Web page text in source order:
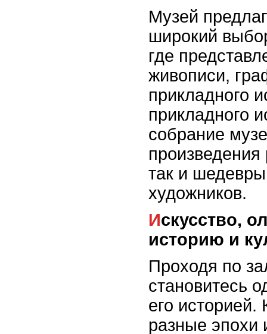
Музей
широкий
где
живописи,
прикладного
прикладного
собрание
произведения
так и
художников.
Искусство, олицетворяющее
историю и
Проходя по
становитесь
его историей.
разные эпохи